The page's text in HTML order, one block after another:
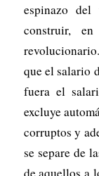
espinazo
construir,
que el salario
fuera el
excluye
corruptos y
se separe de
de aquellos a